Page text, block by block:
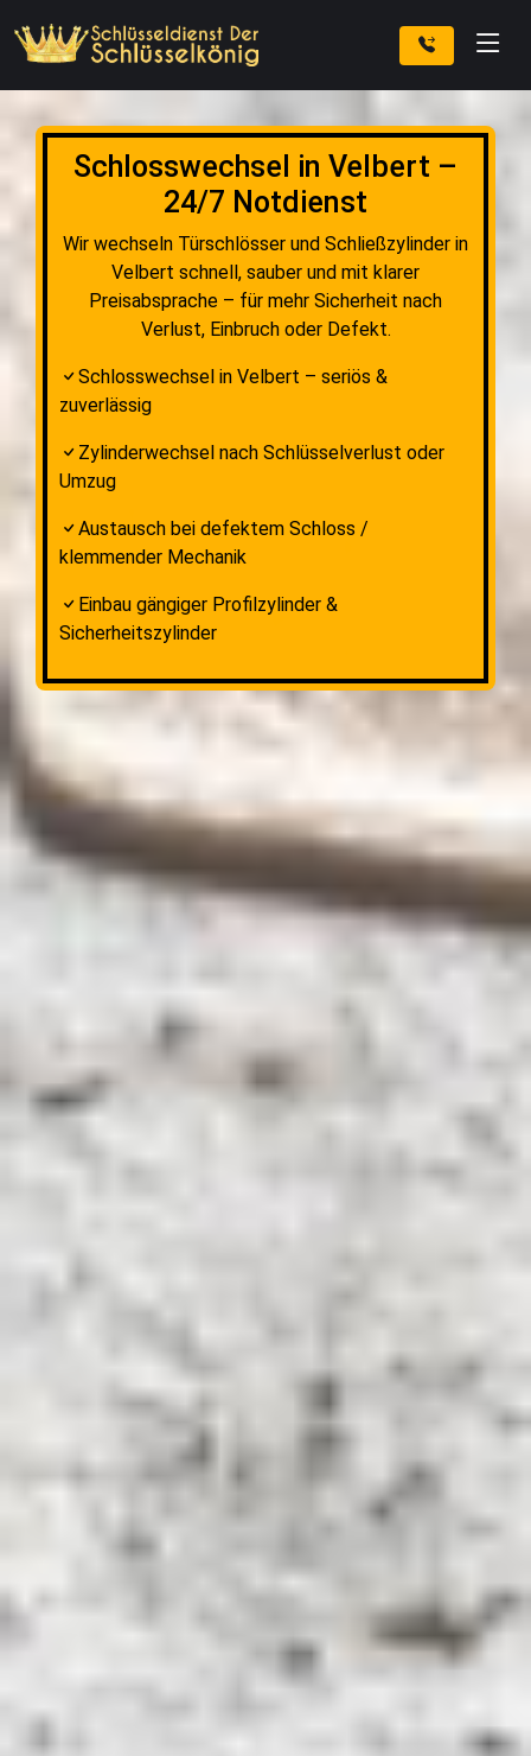
Schlosswechsel in Velbert –
24/7 Notdienst
Wir wechseln Türschlösser und Schließzylinder in
Velbert schnell, sauber und mit klarer
Preisabsprache – für mehr Sicherheit nach
Verlust, Einbruch oder Defekt.
Schlosswechsel in Velbert – seriös &
zuverlässig
Zylinderwechsel nach Schlüsselverlust oder
Umzug
Austausch bei defektem Schloss /
klemmender Mechanik
Einbau gängiger Profilzylinder &
Sicherheitszylinder